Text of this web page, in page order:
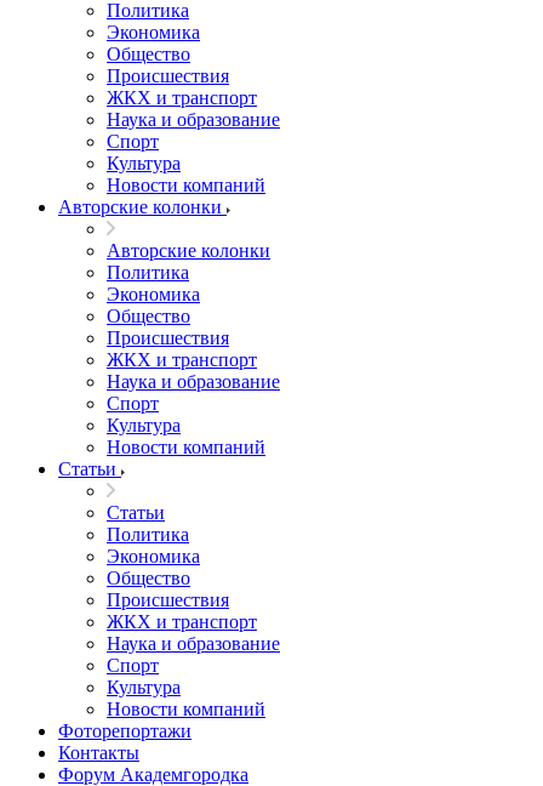
Политика
Экономика
Общество
Происшествия
ЖКХ и транспорт
Наука и образование
Спорт
Культура
Новости компаний
Авторские колонки
Авторские колонки
Политика
Экономика
Общество
Происшествия
ЖКХ и транспорт
Наука и образование
Спорт
Культура
Новости компаний
Статьи
Статьи
Политика
Экономика
Общество
Происшествия
ЖКХ и транспорт
Наука и образование
Спорт
Культура
Новости компаний
Фоторепортажи
Контакты
Форум Академгородка